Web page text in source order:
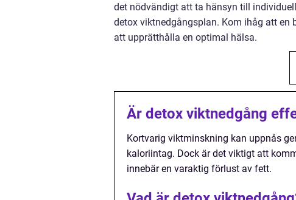
det nödvändigt att ta hänsyn till
detox viktnedgångsplan. Kom ihåg att en
att upprätthålla en optimal hälsa.
Är detox viktnedgång
Kortvarig viktminskning kan uppnås
kaloriintag. Dock är det viktigt att
innebär en varaktig förlust av fett.